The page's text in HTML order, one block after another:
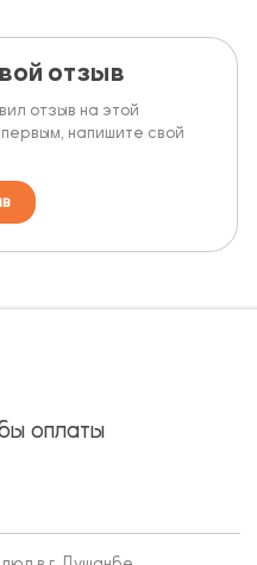
отзыв
отзыв на этой
напишите свой
оплаты